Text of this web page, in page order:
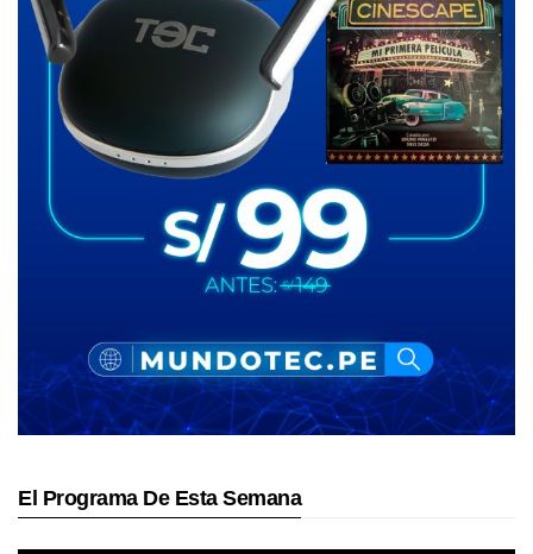
El Programa De Esta Semana